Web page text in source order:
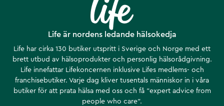
Life är nordens ledande hälsokedja
Life har cirka 130 butiker utspritt i Sverige och Norge med ett
brett utbud av hälsoprodukter och personlig hälsorådgivning.
Life innefattar Lifekoncernen inklusive Lifes medlems- och
franchisebutiker. Varje dag kliver tusentals människor in i våra
butiker för att prata hälsa med oss och få ”expert advice from
people who care”.